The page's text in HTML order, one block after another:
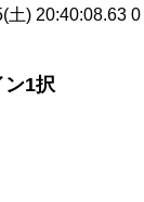
土) 20:40:08.63 0
ン1択